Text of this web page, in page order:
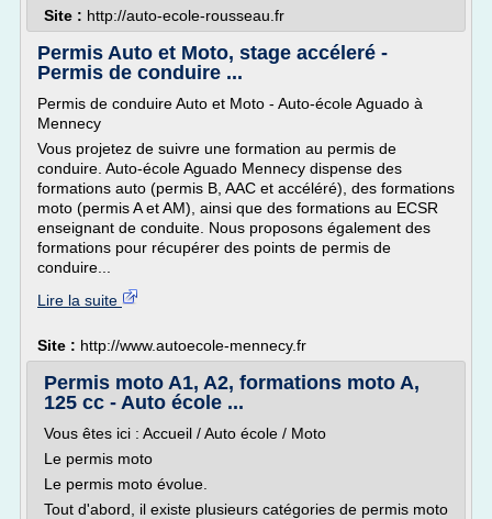
Site : http://auto-ecole-rousseau.fr
Permis Auto et Moto, stage accéleré -
Permis de conduire ...
Permis de conduire Auto et Moto - Auto-école Aguado à
Mennecy
Vous projetez de suivre une formation au permis de
conduire. Auto-école Aguado Mennecy dispense des
formations auto (permis B, AAC et accéléré), des formations
moto (permis A et AM), ainsi que des formations au ECSR
enseignant de conduite. Nous proposons également des
formations pour récupérer des points de permis de
conduire...
Lire la suite
Site : http://www.autoecole-mennecy.fr
Permis moto A1, A2, formations moto A,
125 cc - Auto école ...
Vous êtes ici : Accueil / Auto école / Moto
Le permis moto
Le permis moto évolue.
Tout d'abord, il existe plusieurs catégories de permis moto